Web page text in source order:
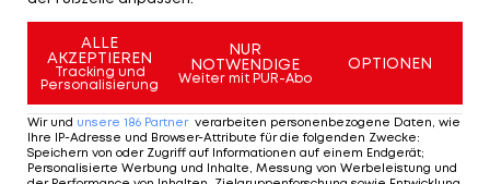
Lillehammer 58 Scorerpunkte in 45 Einsätzen.
Mehr zum Thema
ALLE
AKZEPTIEREN
Tracking und
Personalisierung
NUR
NOTWENDIGE
Weiter mit PUR-Abo
OPTIONEN
Wir und unsere 186 Partner verarbeiten personenbezogene Daten, wie
Ihre IP-Adresse und Browser-Attribute für die folgenden Zwecke:
Speichern von oder Zugriff auf Informationen auf einem Endgerät;
Personalisierte Werbung und Inhalte, Messung von Werbeleistung und